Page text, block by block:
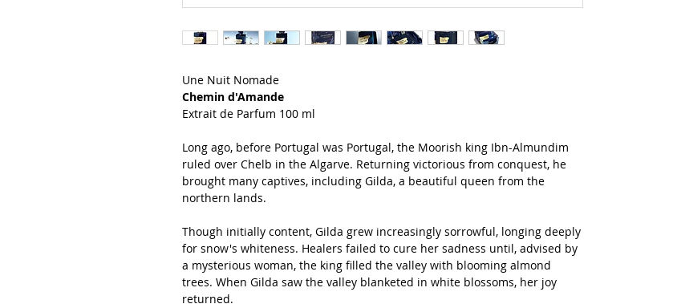
Une Nuit Nomade
Chemin d'Amande
Extrait de Parfum 100 ml
Long ago, before Portugal was Portugal, the Moorish king Ibn-Almundim
ruled over Chelb in the Algarve. Returning victorious from conquest, he
brought many captives, including Gilda, a beautiful queen from the
northern lands.
Though initially content, Gilda grew increasingly sorrowful, longing deeply
for snow's whiteness. Healers failed to cure her sadness until, advised by
a mysterious woman, the king filled the valley with blooming almond
trees. When Gilda saw the valley blanketed in white blossoms, her joy
returned.